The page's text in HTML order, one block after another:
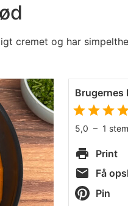
cremet og har
Brugernes
5,0 – 1
Print
Få
Pin